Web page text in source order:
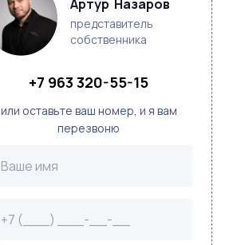
Артур  Назаров
представитель
собственника
+7 963 320-55-15
или оставьте ваш номер, и я вам
перезвоню